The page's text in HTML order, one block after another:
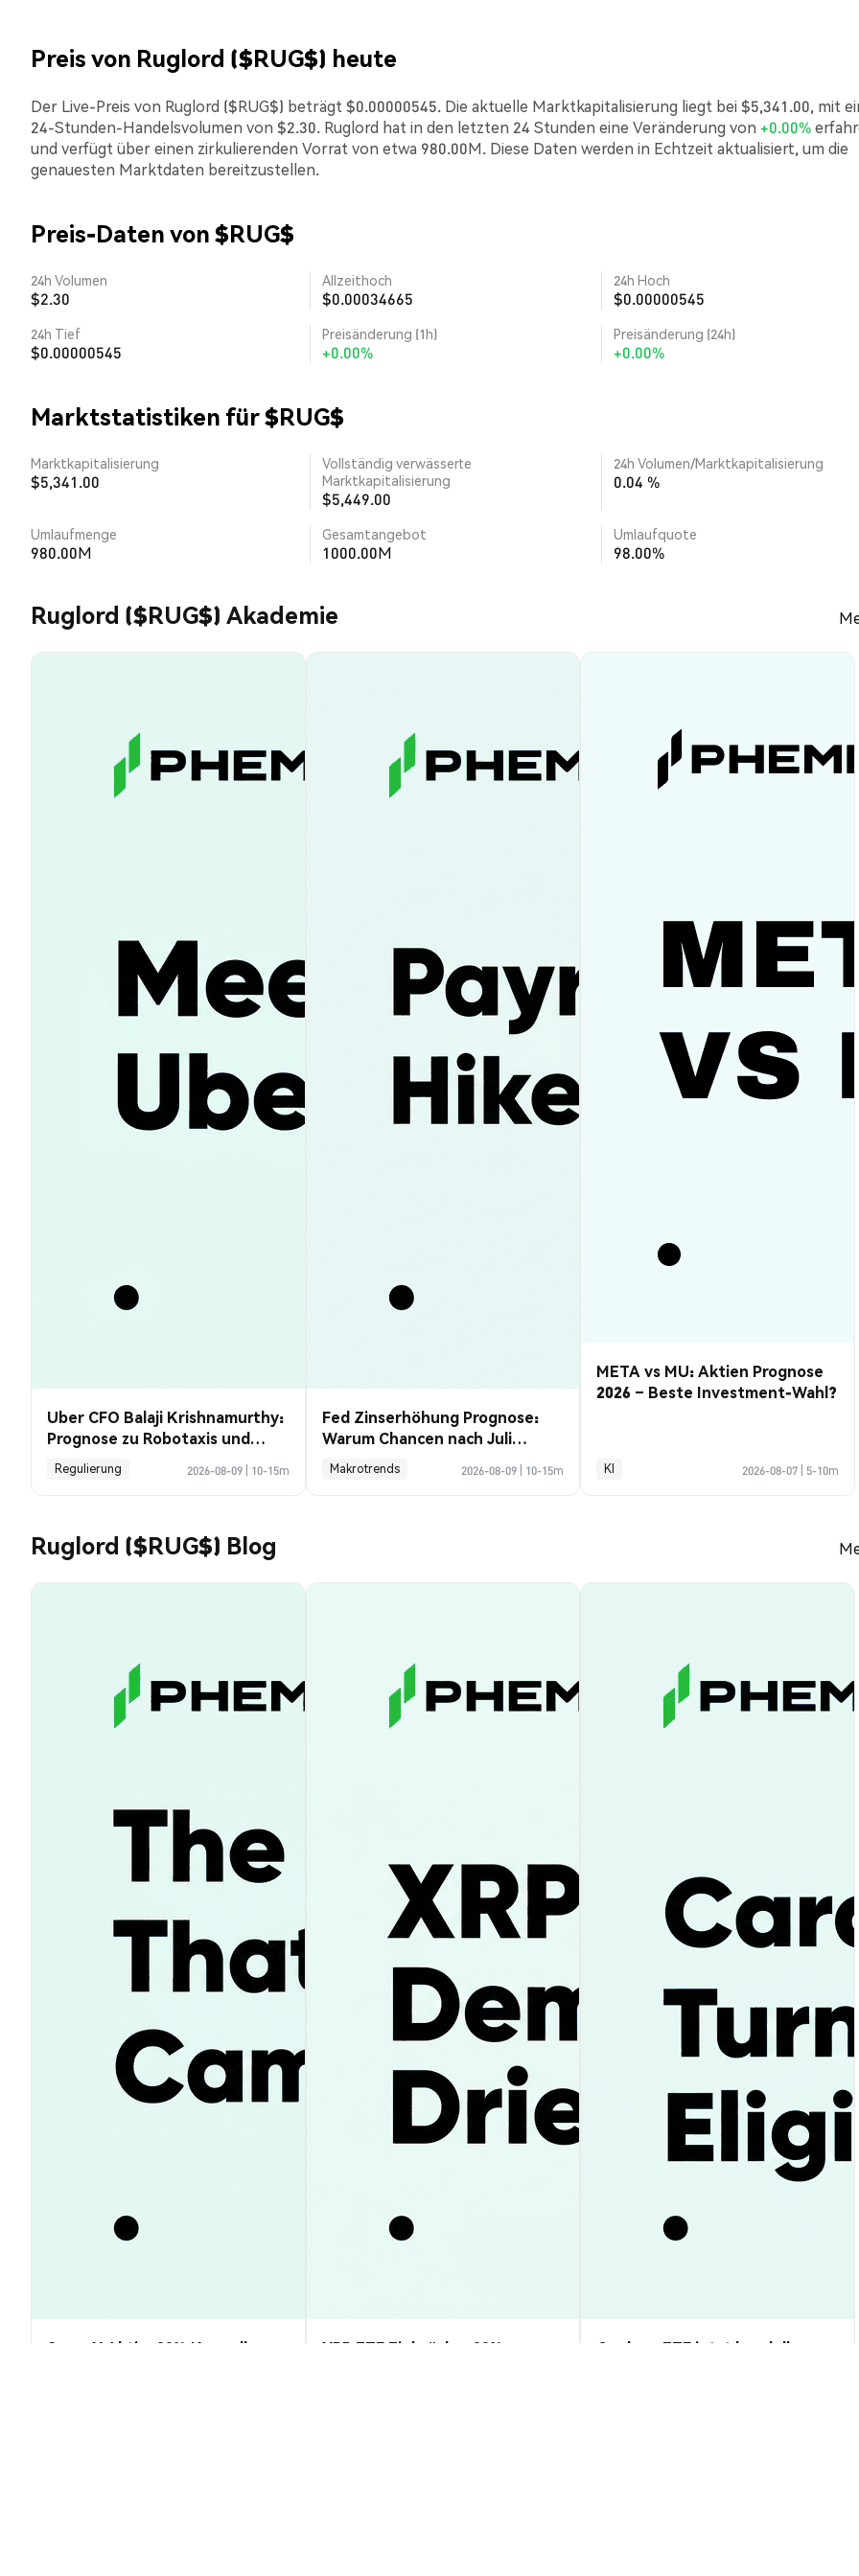
Preis von Ruglord ($RUG$) heute
Der Live-Preis von Ruglord ($RUG$) beträgt $0.00000545. Die aktuelle Marktkapitalisierung liegt bei $5,341.00, mit
24-Stunden-Handelsvolumen von $2.30. Ruglord hat in den letzten 24 Stunden eine Veränderung von +0.00%
und verfügt über einen zirkulierenden Vorrat von etwa 980.00M. Diese Daten werden in Echtzeit aktualisiert, um die
genauesten Marktdaten bereitzustellen.
Preis-Daten von $RUG$
24h Volumen
$2.30
Allzeithoch
$0.00034665
24h Hoch
$0.00000545
24h Tief
$0.00000545
Preisänderung (1h)
+0.00%
Preisänderung (24h)
+0.00%
Marktstatistiken für $RUG$
Marktkapitalisierung
$5,341.00
Vollständig verwässerte
Marktkapitalisierung
$5,449.00
24h Volumen/Marktkapitalisierung
0.04 %
Umlaufmenge
980.00M
Gesamtangebot
1000.00M
Umlaufquote
98.00%
Ruglord ($RUG$) Akademie
Uber CFO Balaji Krishnamurthy:
Prognose zu Robotaxis und
Krypto
Regulierung 2026-08-09 10-15m
Fed Zinserhöhung Prognose:
Warum Chancen nach Juli
Payrolls sanken
Makrotrends 2026-08-09 10-15m
META vs MU: Aktien Prognose
2026 – Beste Investment-Wahl?
KI 2026-08-07 5-10m
Ruglord ($RUG$) Blog
SpaceX Aktie: 23% Kursrally
XRP ETF Einbrüche: 93%
Cardano ETF jetzt handelbar: